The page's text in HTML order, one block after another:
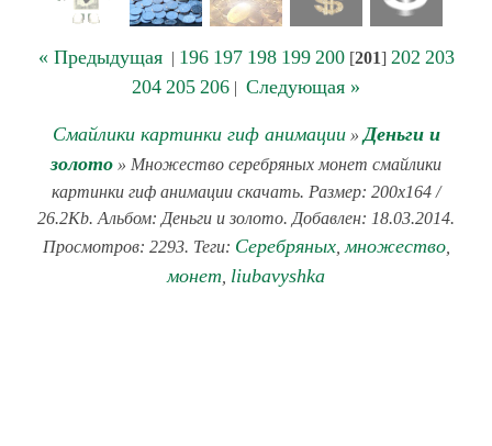
« Предыдущая| 196 197 198 199 200[201] 202 203
204 205 206 | Следующая »
Смайлики картинки гиф анимации» Деньги и
золото » Множество серебряных монет смайлики
картинки гиф анимации скачать. Размер: 200x164 /
26.2Kb. Альбом: Деньги и золото. Добавлен: 18.03.2014.
Просмотров: 2293. Теги: Серебряных, множество,
монет liubavyshka